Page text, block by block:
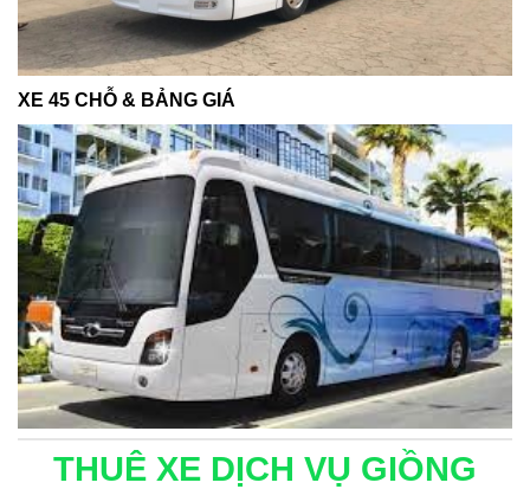
XE 45 CHỖ & BẢNG GIÁ
THUÊ XE DỊCH VỤ GIỒNG